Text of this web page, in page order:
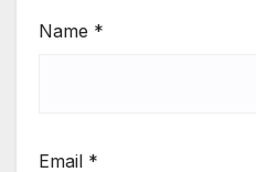
Name *
Email *